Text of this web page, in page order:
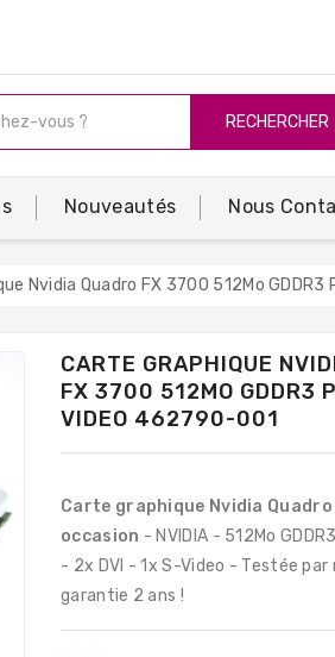
RECHERCHER
Nouveautés Nous
Nvidia Quadro FX 3700 512Mo
CARTE GRAPHIQUE
FX 3700 512MO GDDR3
VIDEO 462790-001
Carte graphique Nvidia Quadro
occasion - NVIDIA - 512Mo
- 2x DVI - 1x S-Video - Testée
garantie 2 ans !